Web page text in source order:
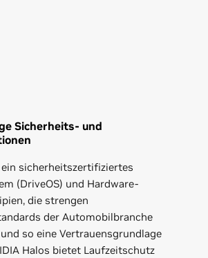
Sicherheits- und
sicherheitszertifiziertes
(DriveOS) und Hardware-
die strengen
der Automobilbranche
so eine Vertrauensgrundlage
Halos bietet Laufzeitschutz